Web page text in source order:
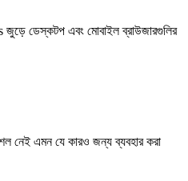
ডেস্কটপ এবং মোবাইল ব্রাউজারগুলির
নেই এমন যে কারও জন্য ব্যবহার করা